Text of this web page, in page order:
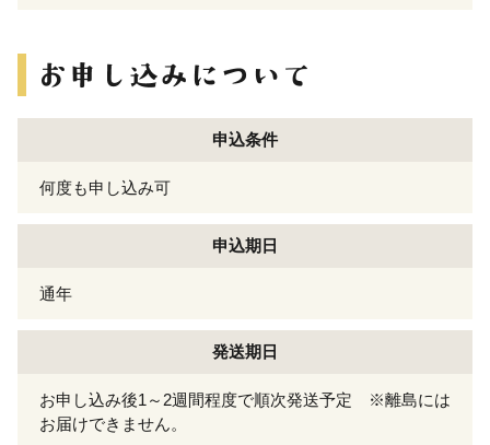
申込条件
何度も申し込み可
申込期日
通年
発送期日
お申し込み後1～2週間程度で順次発送予定 ※離島には
お届けできません。